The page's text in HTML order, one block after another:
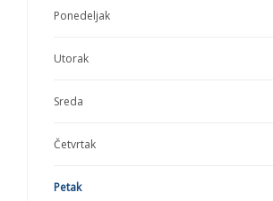
Ponedeljak
Utorak
Sreda
Četvrtak
Petak